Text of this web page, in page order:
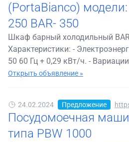
(PortaBianco) модели:
250 BAR- 350
Шкаф барный холодильный
Характеристики: -
50 60 Гц + 0,29 кВт/ч. -
Открыть объявление »
24.02.2024 Предложение
Посудомоечная
типа PBW 1000